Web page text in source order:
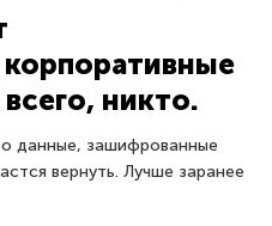
никто.
данные, зашифрованные
вернуть. Лучше заранее